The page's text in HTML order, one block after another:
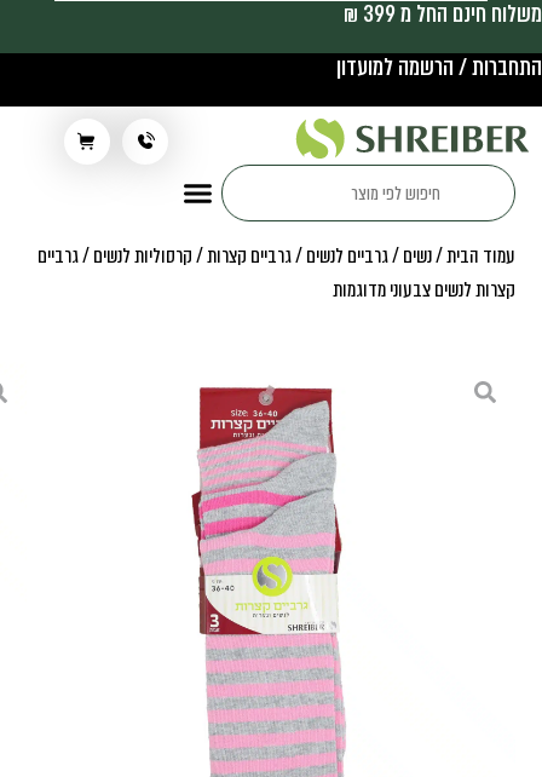
משלוח חינם החל מ 399 ₪
התחברות / הרשמה למועדון
עמוד הבית/נשים/גרביים לנשים/גרביים קצרות / קרסוליות לנשים/ גרביים
קצרות לנשים צבעוני מדוגמות